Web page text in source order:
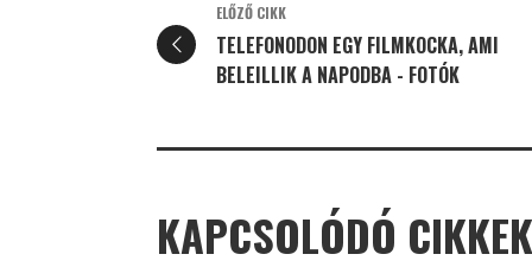
ELŐZŐ CIKK
TELEFONODON EGY FILMKOCKA, AMI
BELEILLIK A NAPODBA - FOTÓK
KAPCSOLÓDÓ CIKKEK